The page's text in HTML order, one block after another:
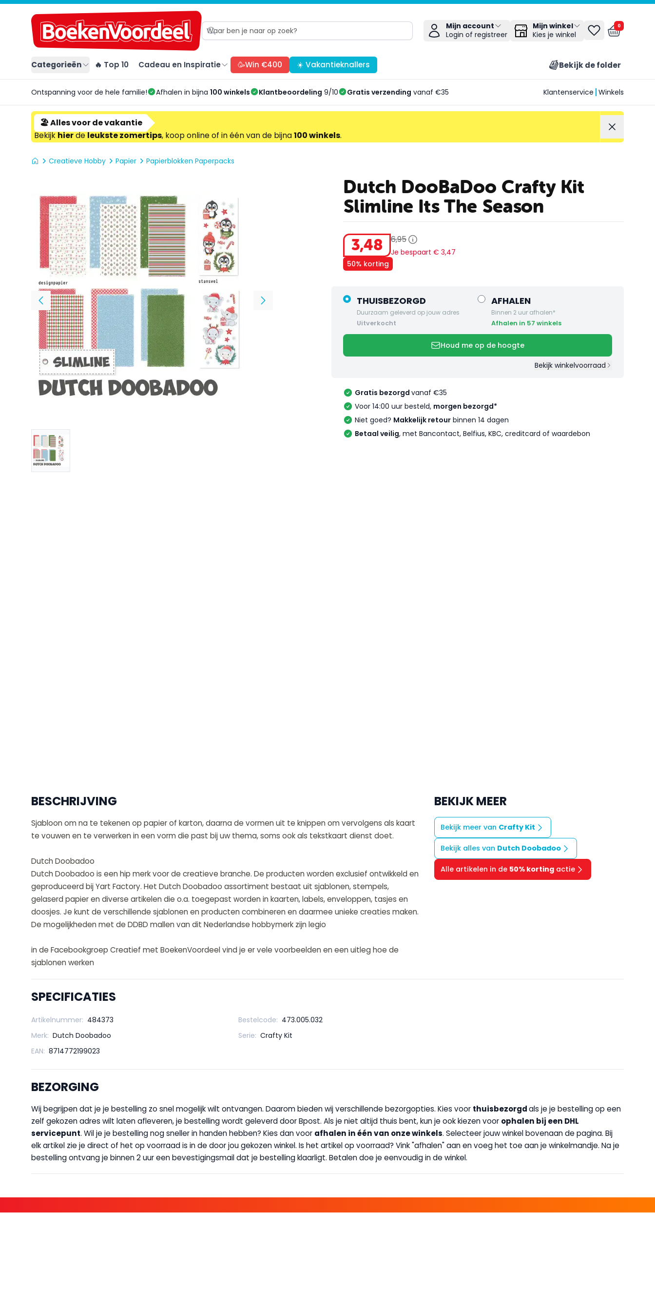
Mijn account
Login of registreer
Mijn winkel
Kies je winkel
0
Categorieën 🔥 Top 10 Cadeau en Inspiratie 🥳Win €400 ☀️ Vakantieknallers Bekijk de folder
Ontspanning voor de hele familie! Afhalen in bijna 100 winkels Klantbeoordeling 9/10 Gratis verzending vanaf €35 Klantenservice Winkels
🏖️ Alles voor de vakantie
Bekijkhierdeleukste zomertips, koop online of in één van de bijna100 winkels.
Creatieve Hobby Papier Papierblokken Paperpacks
Dutch DooBaDoo Crafty Kit
Slimline Its The Season
3,48 6,95
Je bespaart € 3,47
50% korting
THUISBEZORGD
Duurzaam geleverd op jouw adres
uitverkocht
AFHALEN
Binnen 2 uur afhalen*
Afhalen in 57 winkels
Houd me op de hoogte
Bekijk winkelvoorraad
Gratis bezorgd vanaf €35
Voor 14:00 uur besteld, morgen bezorgd*
Niet goed? Makkelijk retour binnen 14 dagen
Betaal veilig, met Bancontact, Belfius, KBC, creditcard of waardebon
BEKIJK MEER
Bekijk meer van Crafty Kit
Bekijk alles van Dutch Doobadoo
Alle artikelen in de 50% kortingactie
BESCHRIJVING
Sjabloon om na te tekenen op papier of karton, daarna de vormen uit te knippen om vervolgens als kaart
te vouwen en te verwerken in een vorm die past bij uw thema, soms ook als tekstkaart dienst doet.
Dutch Doobadoo
Dutch Doobadoo is een hip merk voor de creatieve branche. De producten worden exclusief ontwikkeld en
geproduceerd bij Yart Factory. Het Dutch Doobadoo assortiment bestaat uit sjablonen, stempels,
gelaserd papier en diverse artikelen die o.a. toegepast worden in kaarten, labels, enveloppen, tasjes en
doosjes. Je kunt de verschillende sjablonen en producten combineren en daarmee unieke creaties maken.
De mogelijkheden met de DDBD mallen van dit Nederlandse hobbymerk zijn legio
in de Facebookgroep Creatief met BoekenVoordeel vind je er vele voorbeelden en een uitleg hoe de
sjablonen werken
SPECIFICATIES
Artikelnummer: 484373 Bestelcode: 473.005.032
Merk: Dutch Doobadoo Serie: Crafty Kit
EAN: 8714772199023
BEZORGING
Wij begrijpen dat je je bestelling zo snel mogelijk wilt ontvangen. Daarom bieden wij verschillende bezorgopties. Kies voor thuisbezorgdals je je bestelling op een
zelf gekozen adres wilt laten afleveren, je bestelling wordt geleverd door Bpost. Als je niet altijd thuis bent, kun je ook kiezen voor ophalen bij een DHL
servicepunt. Wil je je bestelling nog sneller in handen hebben? Kies dan voor afhalen in één van onze winkels. Selecteer jouw winkel bovenaan de pagina. Bij
elk artikel zie je direct of het op voorraad is in de door jou gekozen winkel. Is het artikel op voorraad? Vink "afhalen" aan en voeg het toe aan je winkelmandje. Na je
bestelling ontvang je binnen 2 uur een bevestigingsmail dat je bestelling klaarligt. Betalen doe je eenvoudig in de winkel.